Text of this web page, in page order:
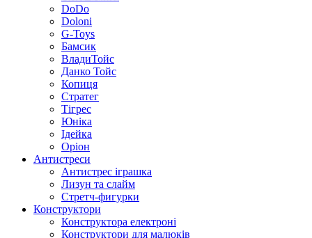
DoDo
Doloni
G-Toys
Бамсик
ВладиТойс
Данко Тойс
Копиця
Стратег
Тігрес
Юніка
Ідейка
Оріон
Антистреси
Антистрес іграшка
Лизун та слайм
Стретч-фигурки
Конструктори
Конструктора електроні
Конструктори для малюків